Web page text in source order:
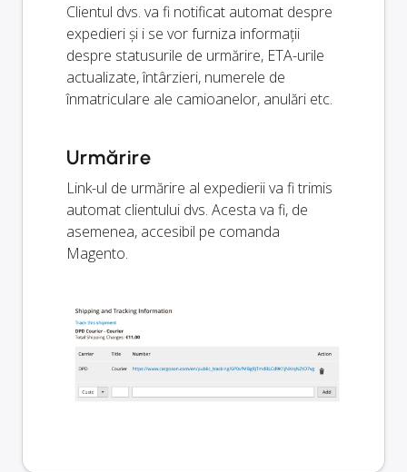
Clientul dvs. va fi notificat automat despre
expedieri și i se vor furniza informații
despre statusurile de urmărire, ETA-urile
actualizate, întârzieri, numerele de
înmatriculare ale camioanelor, anulări etc.
Urmărire
Link-ul de urmărire al expedierii va fi trimis
automat clientului dvs. Acesta va fi, de
asemenea, accesibil pe comanda
Magento.